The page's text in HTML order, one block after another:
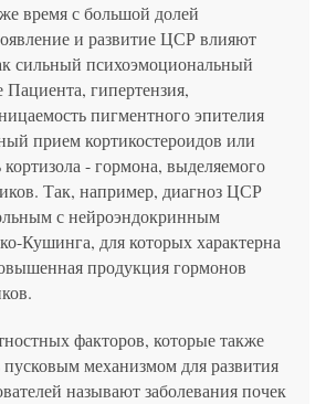
время с большой долей
и развитие ЦСР влияют
сильный психоэмоциональный
Пациента, гипертензия,
пигментного эпителия
прием кортикостероидов или
- гормона, выделяемого
Так, например, диагноз ЦСР
с нейроэндокринным
Кушинга, для которых характерна
продукция гормонов
факторов, которые также
механизмом для развития
называют заболевания почек